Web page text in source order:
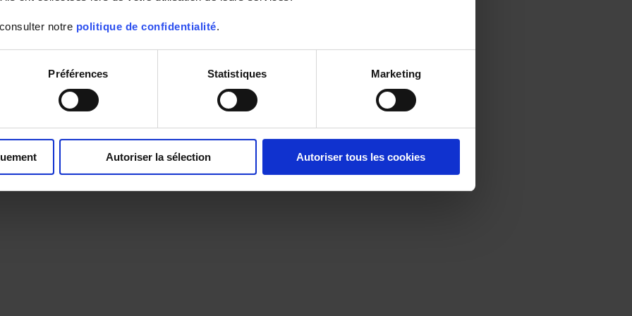
notre politique de confidentialité.
Préférences Statistiques Marketing
Autoriser la sélection Autoriser tous les cookies